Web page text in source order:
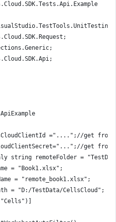
="....";//get
get
string remoteFolder =
= "Book1.xlsx";
= "remote_book1.xlsx";
= "D:/TestData/CellsCloud";